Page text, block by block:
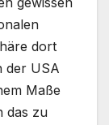
dort
der USA
Maße
das zu